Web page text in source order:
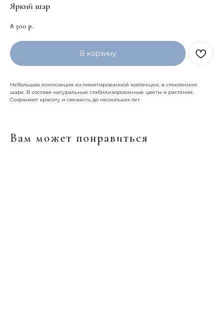
Яркий шар
8 500 р.
В корзину
Небольшая композиция из лимитированной коллекции, в стеклянном
шаре. В составе натуральные стабилизированные цветы и растения.
Сохраняют красоту и свежесть до нескольких лет.
Вам может понравиться